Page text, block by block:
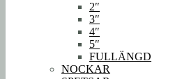
2″
3″
4″
5″
FULLÄNGD
NOCKAR